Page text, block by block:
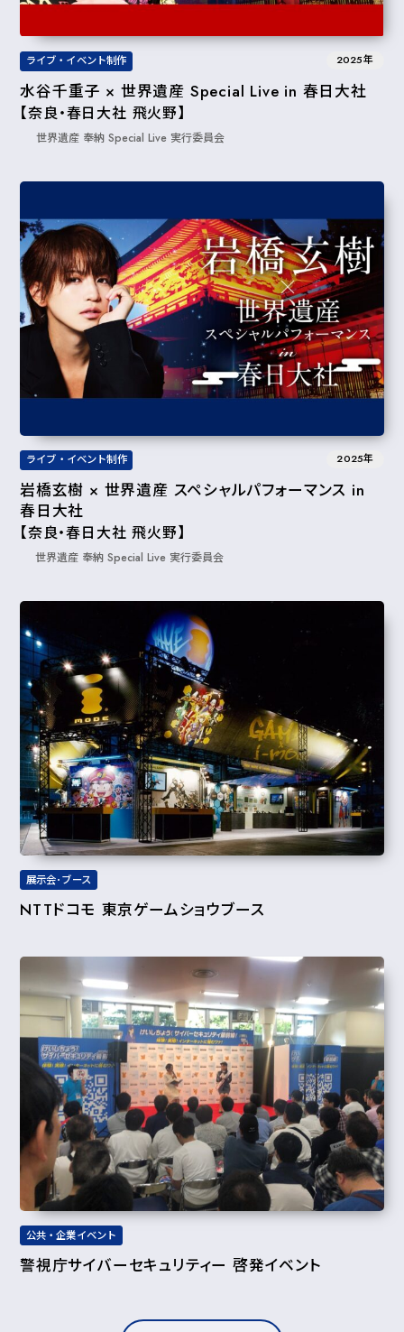
ライブ・イベント制作 2025年
水谷千重子 × 世界遺産 Special Live in 春日大社
【奈良・春日大社 飛火野】
世界遺産 奉納 Special Live 実⾏委員会
ライブ・イベント制作 2025年
岩橋玄樹 × 世界遺産 スペシャルパフォーマンス in
春日大社
【奈良・春日大社 飛火野】
世界遺産 奉納 Special Live 実⾏委員会
展示会･ブース
NTTドコモ 東京ゲームショウブース
公共・企業イベント
警視庁サイバーセキュリティー 啓発イベント